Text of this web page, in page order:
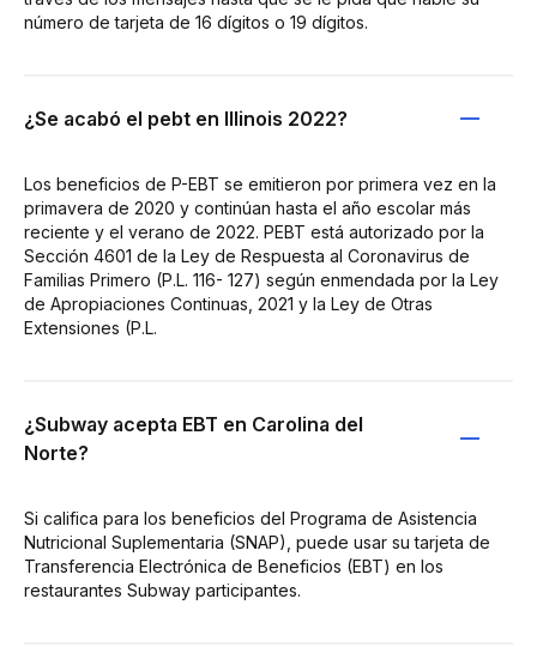
número de tarjeta de 16 dígitos o 19 dígitos.
¿Se acabó el pebt en Illinois 2022?
Los beneficios de P-EBT se emitieron por primera vez en la
primavera de 2020 y continúan hasta el año escolar más
reciente y el verano de 2022. PEBT está autorizado por la
Sección 4601 de la Ley de Respuesta al Coronavirus de
Familias Primero (P.L. 116- 127) según enmendada por la Ley
de Apropiaciones Continuas, 2021 y la Ley de Otras
Extensiones (P.L.
¿Subway acepta EBT en Carolina del
Norte?
Si califica para los beneficios del Programa de Asistencia
Nutricional Suplementaria (SNAP), puede usar su tarjeta de
Transferencia Electrónica de Beneficios (EBT) en los
restaurantes Subway participantes.